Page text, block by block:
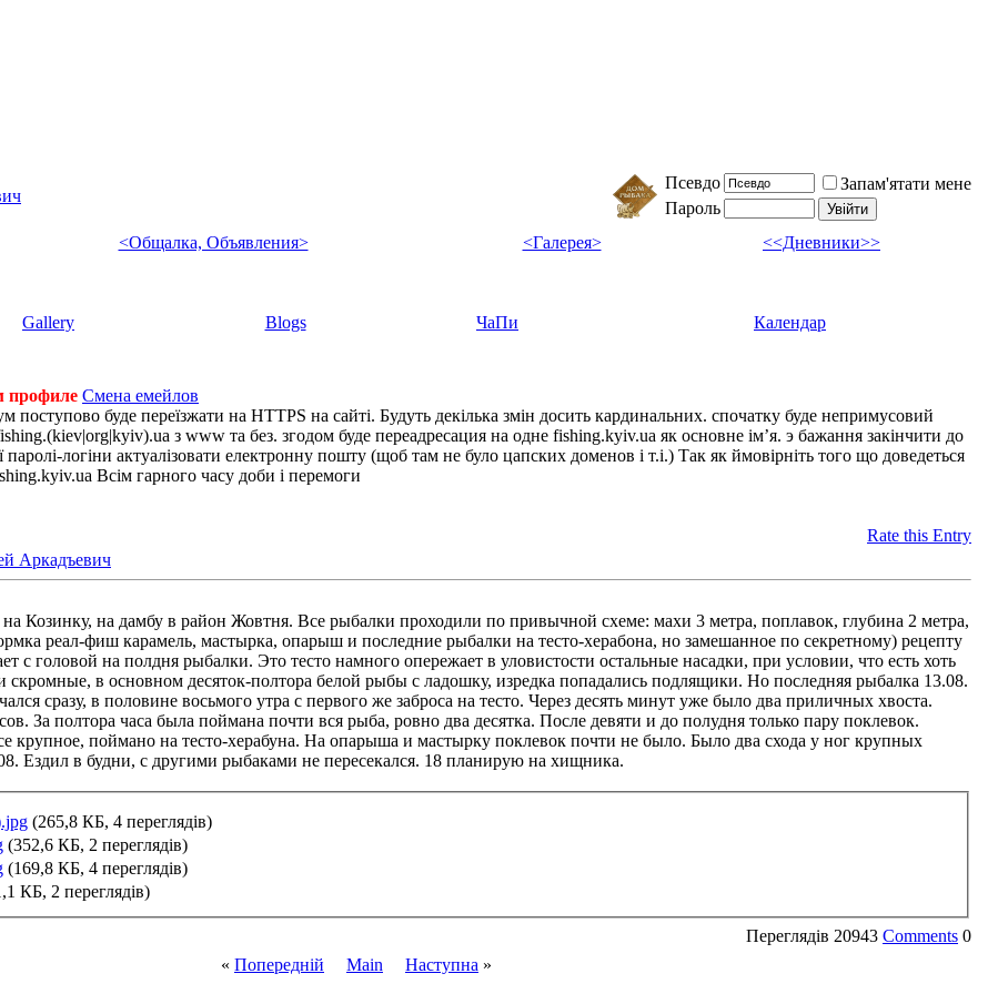
Псевдо
Запам'ятати мене
Пароль
<Общалка, Объявления> <Галерея> <<Дневники>>
Gallery Blogs ЧаПи Календар
профиле Смена емейлов
буде переїзжати на HTTPS на сайті. Будуть декілька змін досить кардинальних. спочатку буде непримусовий
з www та без. згодом буде переадресация на одне fishing.kyiv.ua як основне імʼя. э бажання закінчити до
логіни актуалізовати електронну пошту (щоб там не було цапских доменов і т.і.) Так як ймовірніть того що доведеться
Всім гарного часу доби і перемоги
Rate this Entry
Аркадъевич
на Козинку, на дамбу в район Жовтня. Все рыбалки проходили по привычной схеме: махи 3 метра, поплавок, глубина 2 метра,
реал-фиш карамель, мастырка, опарыш и последние рыбалки на тесто-херабона, но замешанное по секретному) рецепту
с головой на полдня рыбалки. Это тесто намного опережает в уловистости остальные насадки, при условии, что есть хоть
в основном десяток-полтора белой рыбы с ладошку, изредка попадались подлящики. Но последняя рыбалка 13.08.
сразу, в половине восьмого утра с первого же заброса на тесто. Через десять минут уже было два приличных хвоста.
За полтора часа была поймана почти вся рыба, ровно два десятка. После девяти и до полудня только пару поклевок.
крупное, поймано на тесто-херабуна. На опарыша и мастырку поклевок почти не было. Было два схода у ног крупных
Ездил в будни, с другими рыбаками не пересекался. 18 планирую на хищника.
(265,8 КБ, 4 переглядів)
(352,6 КБ, 2 переглядів)
(169,8 КБ, 4 переглядів)
КБ, 2 переглядів)
Переглядів 20943 Comments 0
« Попередній Main Наступна »